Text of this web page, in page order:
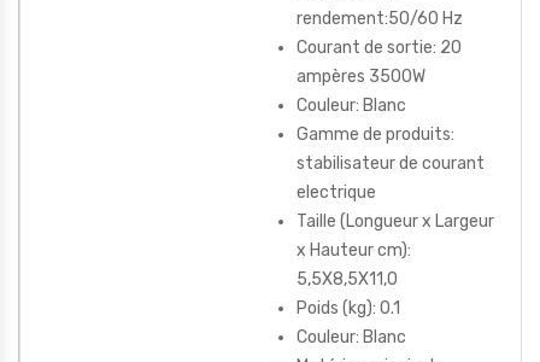
rendement:50/60 Hz
Courant de sortie: 20
ampères 3500W
Couleur: Blanc
Gamme de produits:
stabilisateur de courant
electrique
Taille (Longueur x Largeur
x Hauteur cm):
5,5X8,5X11,0
Poids (kg): 0.1
Couleur: Blanc